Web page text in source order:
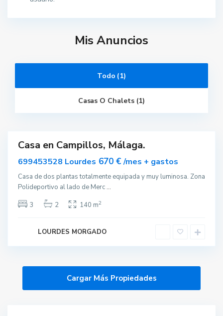
Mis Anuncios
Todo (1)
Casas O Chalets (1)
p
Casa en Campillos, Málaga.
699453528 Lourdes 670 €/mes + gastos
Casa de dos plantas totalmente equipada y muy luminosa. Zona
Polideportivo al lado de Merc...
3
2 140 m2
LOURDES MORGADO